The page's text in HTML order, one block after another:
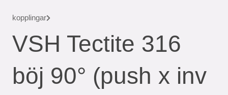
kopplingar
VSH Tectite 316
böj 90° (push x inv